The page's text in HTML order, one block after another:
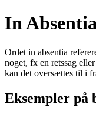
In
Ordet in absentia
noget, fx en retssag
kan det oversættes til i
Eksempler på